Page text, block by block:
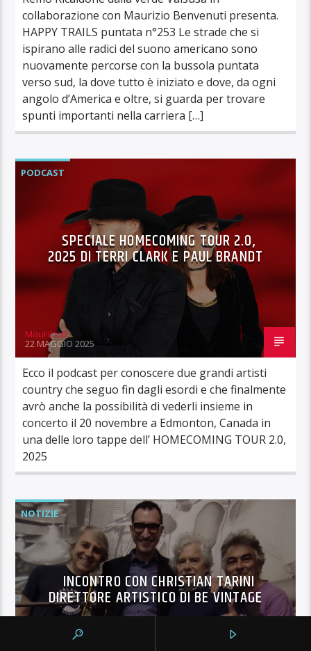
collaborazione con Maurizio Benvenuti presenta.
HAPPY TRAILS puntata n°253 Le strade che si
ispirano alle radici del suono americano sono
nuovamente percorse con la bussola puntata
verso sud, la dove tutto è iniziato e dove, da ogni
angolo d’America e oltre, si guarda per trovare
spunti importanti nella carriera […]
PODCAST
SPECIALE HOMECOMING TOUR 2.0,
2025 DI TERRI CLARK E PAUL BRANDT
MaurizioB
22 MAGGIO 2025
Ecco il podcast per conoscere due grandi artisti
country che seguo fin dagli esordi e che finalmente
avrò anche la possibilità di vederli insieme in
concerto il 20 novembre a Edmonton, Canada in
una delle loro tappe dell’ HOMECOMING TOUR 2.0,
2025
NOTIZIE
INCONTRO CON CHRISTIAN TARINI
DIRETTORE ARTISTICO DI BE VINTAGE